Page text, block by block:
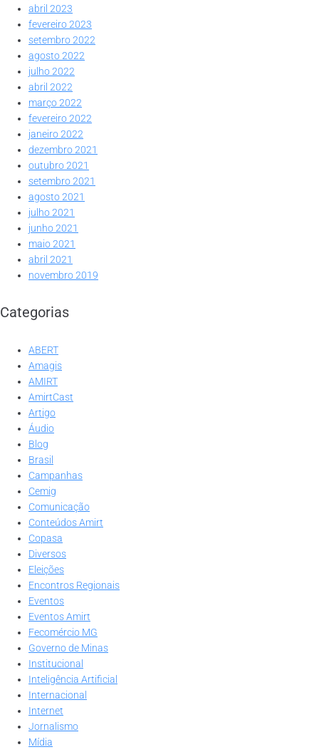
abril 2023
fevereiro 2023
setembro 2022
agosto 2022
julho 2022
abril 2022
março 2022
fevereiro 2022
janeiro 2022
dezembro 2021
outubro 2021
setembro 2021
agosto 2021
julho 2021
junho 2021
maio 2021
abril 2021
novembro 2019
Categorias
ABERT
Amagis
AMIRT
AmirtCast
Artigo
Áudio
Blog
Brasil
Campanhas
Cemig
Comunicação
Conteúdos Amirt
Copasa
Diversos
Eleições
Encontros Regionais
Eventos
Eventos Amirt
Fecomércio MG
Governo de Minas
Institucional
Inteligência Artificial
Internacional
Internet
Jornalismo
Mídia